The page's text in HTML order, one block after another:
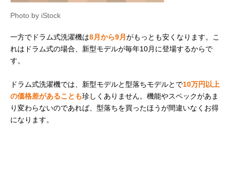
Photo by iStock
一方でドラム式洗濯機は8月から9月がもっとも安くなります。こ
れはドラム式の場合、新型モデルが毎年10月に登場するからで
す。
ドラム式洗濯機では、新型モデルと型落ちモデルとで10万円以上
の価格差があることも珍しくありません。機能やスペックがあま
り変わらないのであれば、型落ちを買ったほうが間違いなくお得
になります。